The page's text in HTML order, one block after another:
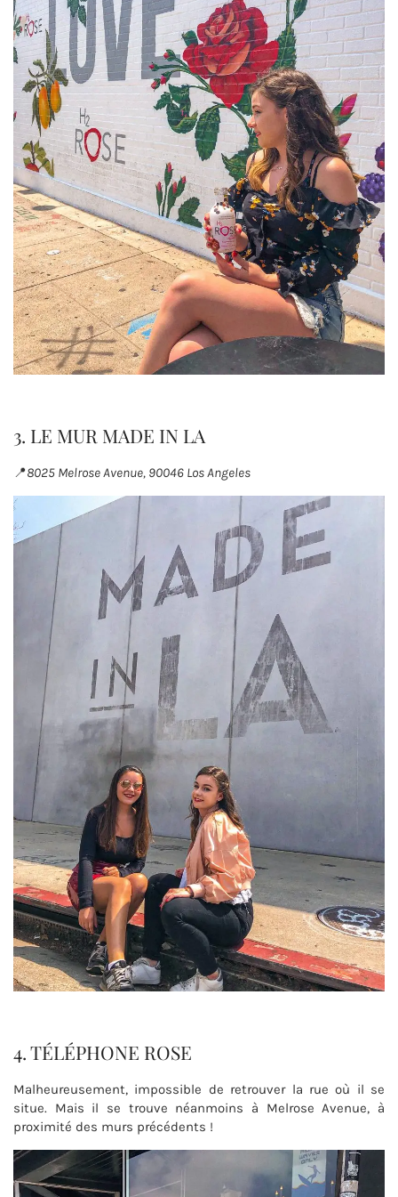
3. LE MUR MADE IN LA
📍8025 Melrose Avenue, 90046 Los Angeles
4. TÉLÉPHONE ROSE
Malheureusement, impossible de retrouver la rue où il se
situe. Mais il se trouve néanmoins à Melrose Avenue, à
proximité des murs précédents !